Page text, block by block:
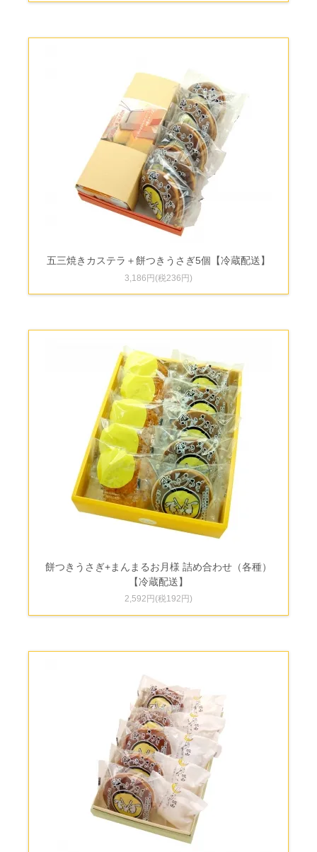
五三焼きカステラ＋餅つきうさぎ5個【冷蔵配送】
3,186円(税236円)
餅つきうさぎ+まんまるお月様 詰め合わせ（各種）
【冷蔵配送】
2,592円(税192円)